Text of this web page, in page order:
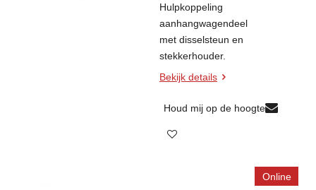
Hulpkoppeling
aanhangwagendeel
met disselsteun en
stekkerhouder.
Bekijk details
Houd mij op de hoogte
Online